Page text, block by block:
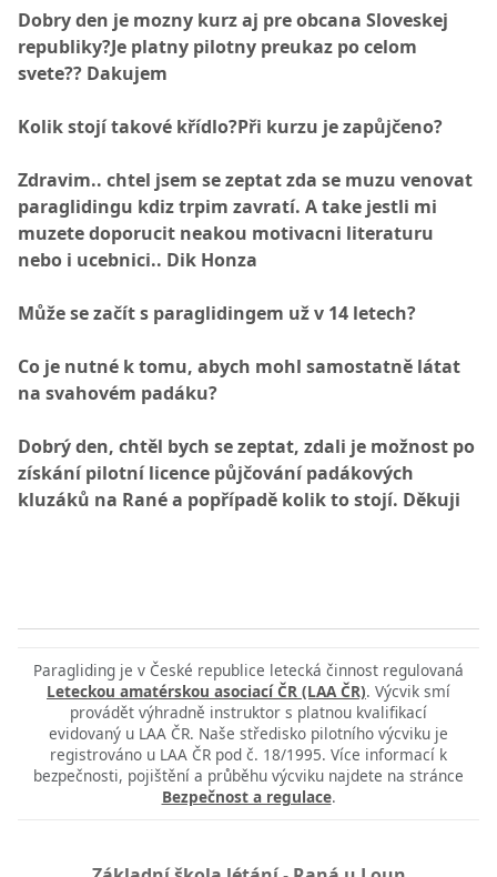
Dobry den je mozny kurz aj pre obcana Sloveskej
republiky?Je platny pilotny preukaz po celom
svete?? Dakujem
Kolik stojí takové křídlo?Při kurzu je zapůjčeno?
Zdravim.. chtel jsem se zeptat zda se muzu venovat
paraglidingu kdiz trpim zavratí. A take jestli mi
muzete doporucit neakou motivacni literaturu
nebo i ucebnici.. Dik Honza
Může se začít s paraglidingem už v 14 letech?
Co je nutné k tomu, abych mohl samostatně látat
na svahovém padáku?
Dobrý den, chtěl bych se zeptat, zdali je možnost po
získání pilotní licence půjčování padákových
kluzáků na Rané a popřípadě kolik to stojí. Děkuji
Paragliding je v České republice letecká činnost regulovaná
Leteckou amatérskou asociací ČR (LAA ČR). Výcvik smí
provádět výhradně instruktor s platnou kvalifikací
evidovaný u LAA ČR. Naše středisko pilotního výcviku je
registrováno u LAA ČR pod č. 18/1995. Více informací k
bezpečnosti, pojištění a průběhu výcviku najdete na stránce
Bezpečnost a regulace.